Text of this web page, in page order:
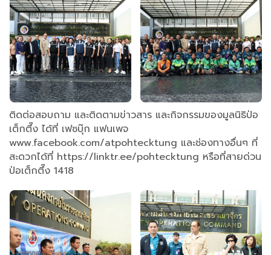
ติดต่อสอบถาม และติดตามข่าวสาร และกิจกรรมของมูลนิธิป่อ
เต็กตึ๊ง ได้ที่ เฟซบุ๊ก แฟนเพจ
www.facebook.com/atpohtecktung และช่องทางอื่นๆ ที่
สะดวกได้ที่ https://linktr.ee/pohtecktung หรือที่สายด่วน
ป่อเต็กตึ๊ง 1418